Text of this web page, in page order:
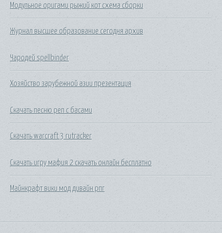
Модульное оригами рыжий кот схема сборки
Журнал высшее образование сегодня архив
Чародей spellbinder
Хозяйство зарубежной азии презентация
Скачать песню реп с басами
Скачать warcraft 3 rutracker
Скачать игру мафия 2 скачать онлайн бесплатно
Майнкрафт вики мод дивайн рпг